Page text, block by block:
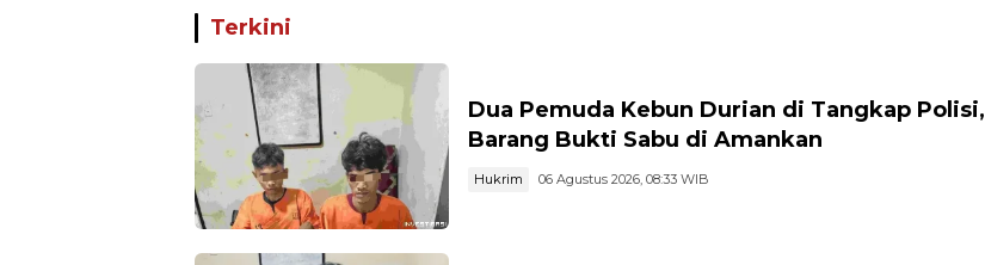
Terkini
Dua Pemuda Kebun Durian di Tangkap Polisi,
Barang Bukti Sabu di Amankan
Hukrim 06 Agustus 2026, 08:33 WIB